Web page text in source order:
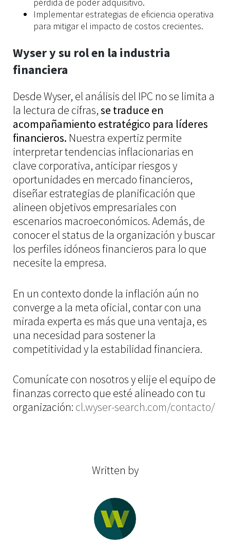
Implementar estrategias de eficiencia operativa
para mitigar el impacto de costos crecientes.
Wyser y su rol en la industria
financiera
Desde Wyser, el análisis del IPC no se limita a
la lectura de cifras,se traduce en
acompañamiento estratégico para líderes
financieros. Nuestra expertiz permite
interpretar tendencias inflacionarias en
clave corporativa, anticipar riesgos y
oportunidades en mercado financieros,
diseñar estrategias de planificación que
alineen objetivos empresariales con
escenarios macroeconómicos. Además, de
conocer el status de la organización y buscar
los perfiles idóneos financieros para lo que
necesite la empresa.
En un contexto donde la inflación aún no
converge a la meta oficial, contar con una
mirada experta es más que una ventaja, es
una necesidad para sostener la
competitividad y la estabilidad financiera.
Comunícate con nosotros y elije el equipo de
finanzas correcto que esté alineado con tu
organización: cl.wyser-search.com/contacto/
Written by